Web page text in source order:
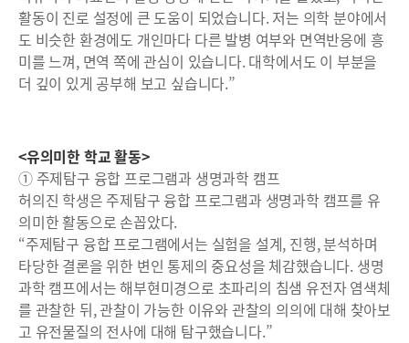
활동이 진로 설정에 큰 도움이 되었습니다. 저는 의학 분야에서
도 비슷한 환경에도 개인마다 다른 발병 여부와 면역반응에 흥
미를 느껴, 면역 쪽에 관심이 있습니다. 대학에서도 이 부분을
더 깊이 있게 공부해 보고 싶습니다.”
<유의미한 학교 활동>
① 주제탐구 융합 프로그램과 생명과학 캠프
허의진 학생은 주제탐구 융합 프로그램과 생명과학 캠프를 유
의미한 활동으로 손꼽았다.
“주제탐구 융합 프로그램에서는 실험을 설계, 진행, 분석하며
타당한 결론을 위한 변인 통제의 중요성을 체감했습니다. 생명
과학 캠프에서는 해부현미경으로 초파리의 침샘 유전자 염색체
를 관찰한 뒤, 관찰이 가능한 이유와 관찰의 의의에 대해 찾아보
고 유전물질의 전사에 대해 탐구했습니다.”